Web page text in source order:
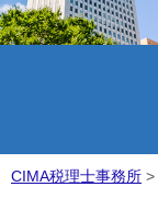
CIMA税理士事務所 >